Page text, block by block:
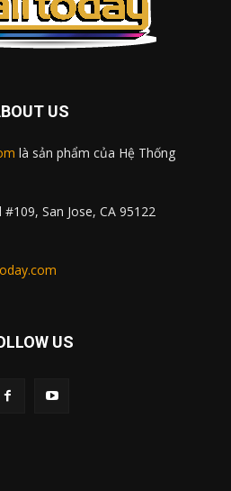
US
là sản phẩm của Hệ Thống
San Jose, CA 95122
US